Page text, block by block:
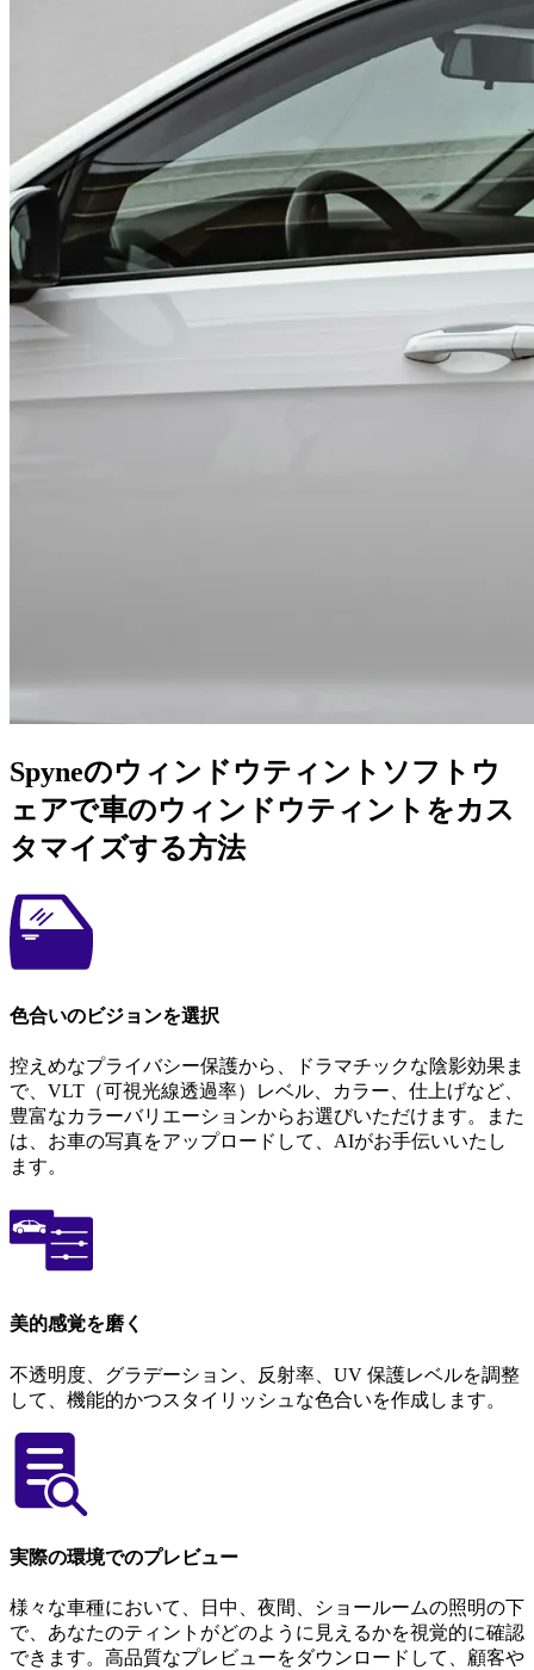
Spyneのウィンドウティントソフトウ
ェアで車のウィンドウティントをカス
タマイズする方法
色合いのビジョンを選択
控えめなプライバシー保護から、ドラマチックな陰影効果ま
で、VLT（可視光線透過率）レベル、カラー、仕上げなど、
豊富なカラーバリエーションからお選びいただけます。また
は、お車の写真をアップロードして、AIがお手伝いいたし
ます。
美的感覚を磨く
不透明度、グラデーション、反射率、UV 保護レベルを調整
して、機能的かつスタイリッシュな色合いを作成します。
実際の環境でのプレビュー
様々な車種において、日中、夜間、ショールームの照明の下
で、あなたのティントがどのように見えるかを視覚的に確認
できます。高品質なプレビューをダウンロードして、顧客や